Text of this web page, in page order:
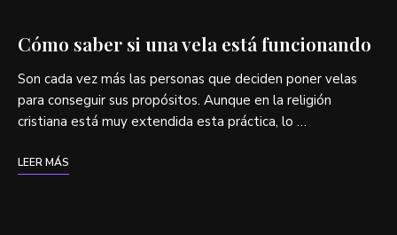
Cómo saber si una vela está funcionando
Son cada vez más las personas que deciden poner velas
para conseguir sus propósitos. Aunque en la religión
cristiana está muy extendida esta práctica, lo …
LEER MÁS